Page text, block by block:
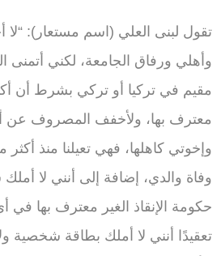
تقول لبنى العلي (اسم مستعار): “لا
وأهلي ورفاق الجامعة، لكني
مقيم في تركيا أو تركي بشرط أن
معترف بها، ولأخفف المصروف عن
وإخوتي كاهلها، فهي تعيلنا منذ
وفاة والدي، إضافة إلى أنني لا
حكومة الإنقاذ الغير معترف بها في أي
تعقيدًا أنني لا أملك بطاقة شخصية